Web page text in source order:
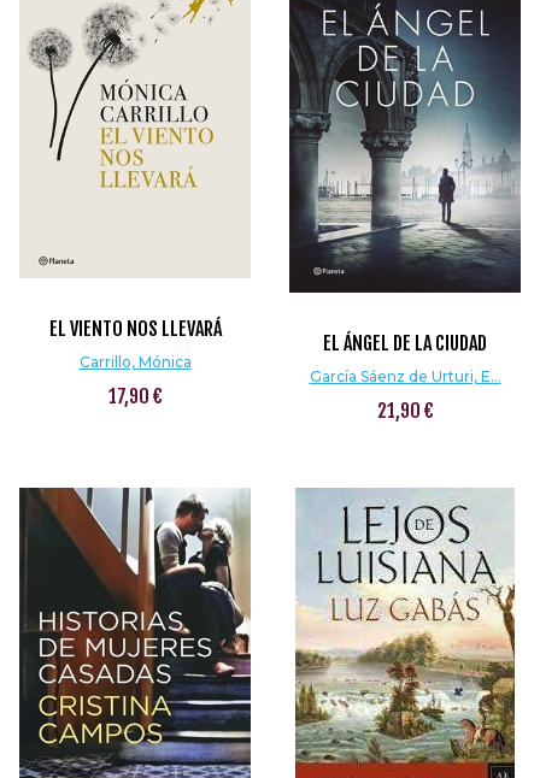
EL VIENTO NOS LLEVARÁ
Carrillo, Mónica
17,90 €
EL ÁNGEL DE LA CIUDAD
García Sáenz de Urturi, E...
21,90 €